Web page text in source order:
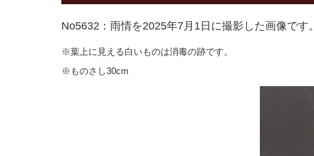
No5632：雨情を2025年7月1日に撮影した画像です。
※葉上に見える白いものは消毒の跡です。
※ものさし30cm